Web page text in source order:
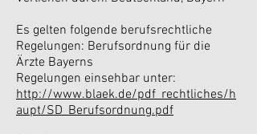
Es gelten folgende berufsrechtliche
Regelungen: Berufsordnung für die
Ärzte Bayerns
Regelungen einsehbar unter:
http://www.blaek.de/pdf_rechtliches/h
aupt/SD_Berufsordnung.pdf